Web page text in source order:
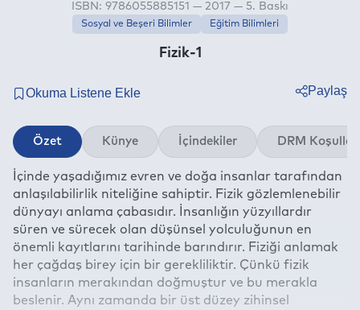
Fizik-1
ISBN: 9786055885151 — 2017 — 5. Baskı
Sosyal ve Beşeri Bilimler Eğitim Bilimleri
Paylaş
Twitter
Linkedin
Whatsapp
E-mail
Özet Künye İçindekiler DRM Koşulları
İçinde yaşadığımız evren ve doğa insanlar tarafından
anlaşılabilirlik niteliğine sahiptir. Fizik gözlemlenebilir
dünyayı anlama çabasıdır. İnsanlığın yüzyıllardır
süren ve sürecek olan düşünsel yolculuğunun en
önemli kayıtlarını tarihinde barındırır. Fiziği anlamak
her çağdaş birey için bir gerekliliktir. Çünkü fizik
insanların merakından doğmuştur ve bu merakla
beslenir. Aynı zamanda bir üst düzey zihinsel